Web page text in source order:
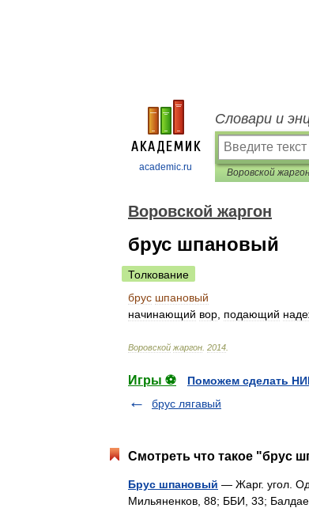
academic.ru
Словари и
Воровской
Воровской жаргон
брус шпановый
Толкование
брус шпановый
начинающий вор подающий
Воровской жаргон 2014
Игры ⚽
Поможем сделать
брус лягавый
Смотреть что такое "брус
Брус шпановый — Жарг. угол.
Мильяненков, 88; ББИ, 33;